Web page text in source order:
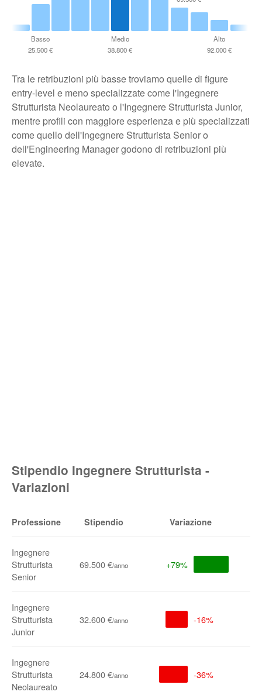
Basso
25.500 €
Medio
38.800 €
Alto
92.000 €
Tra le retribuzioni più basse troviamo quelle di figure
entry-level e meno specializzate come l'Ingegnere
Strutturista Neolaureato o l'Ingegnere Strutturista Junior,
mentre profili con maggiore esperienza e più specializzati
come quello dell'Ingegnere Strutturista Senior o
dell'Engineering Manager godono di retribuzioni più
elevate.
Stipendio Ingegnere Strutturista -
Variazioni
Professione Stipendio Variazione
Ingegnere
Strutturista
Senior
69.500 €/anno +79%
Ingegnere
Strutturista
Junior
32.600 €/anno -16%
Ingegnere
Strutturista
Neolaureato
24.800 €/anno -36%